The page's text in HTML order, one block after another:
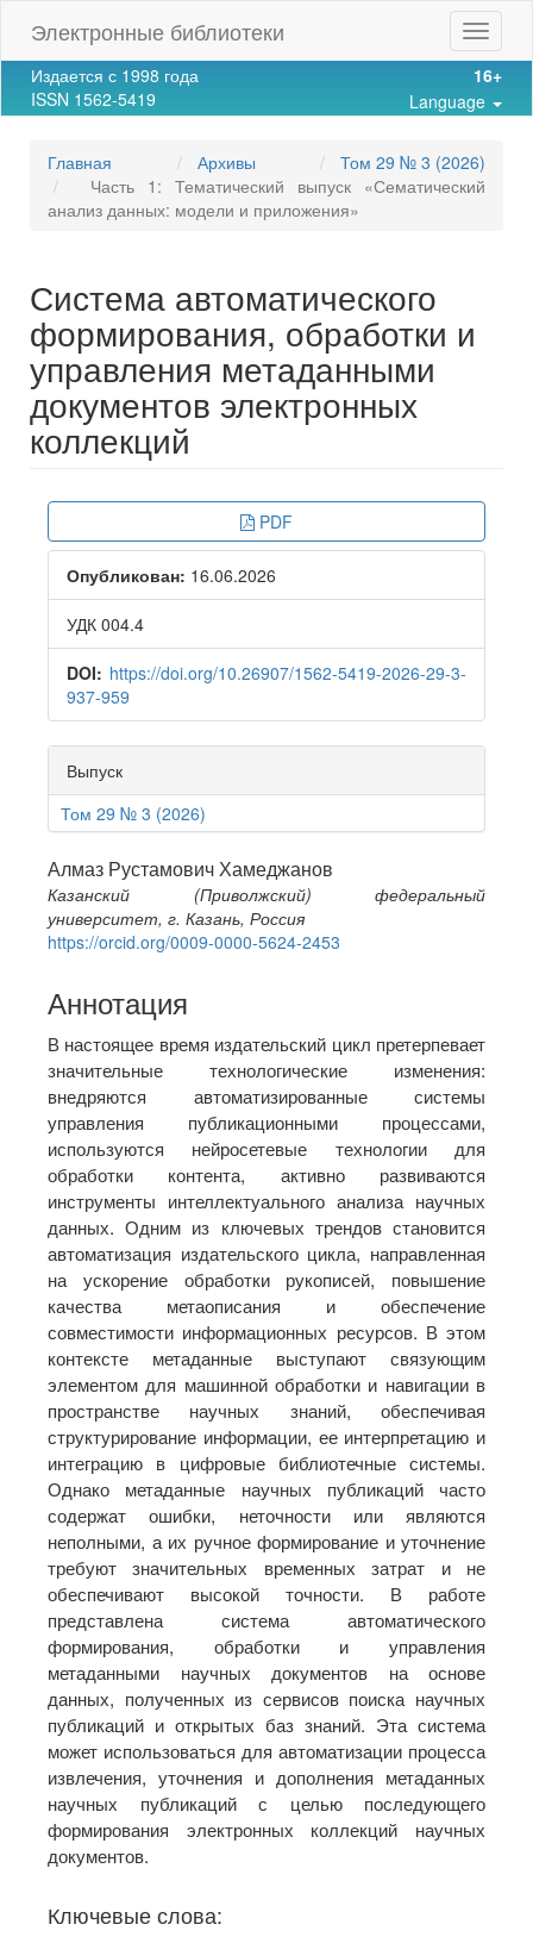
Navigation
Main
Content
Sidebar
Toggle
Электронные библиотеки
Издается с 1998 года
ISSN 1562-5419
16+
Language
Главная Архивы
Том 29 № 3 (2026)
Часть 1: Тематический выпуск «Сематический
анализ данных: модели и приложения»
Система автоматического
формирования, обработки и
управления метаданными
документов электронных
коллекций
Article
Sidebar
PDF
Опубликован: 16.06.2026
УДК 004.4
DOI: https://doi.org/10.26907/1562-5419-2026-29-3-
937-959
Выпуск
Том 29 № 3 (2026)
Main
Article
Content
Алмаз Рустамович Хамеджанов
Казанский (Приволжский) федеральный
университет, г. Казань, Россия
https://orcid.org/0009-0000-5624-2453
Аннотация
В настоящее время издательский цикл претерпевает
значительные технологические изменения:
внедряются автоматизированные системы
управления публикационными процессами,
используются нейросетевые технологии для
обработки контента, активно развиваются
инструменты интеллектуального анализа научных
данных. Одним из ключевых трендов становится
автоматизация издательского цикла, направленная
на ускорение обработки рукописей, повышение
качества метаописания и обеспечение
совместимости информационных ресурсов. В этом
контексте метаданные выступают связующим
элементом для машинной обработки и навигации в
пространстве научных знаний, обеспечивая
структурирование информации, ее интерпретацию и
интеграцию в цифровые библиотечные системы.
Однако метаданные научных публикаций часто
содержат ошибки, неточности или являются
неполными, а их ручное формирование и уточнение
требуют значительных временных затрат и не
обеспечивают высокой точности. В работе
представлена система автоматического
формирования, обработки и управления
метаданными научных документов на основе
данных, полученных из сервисов поиска научных
публикаций и открытых баз знаний. Эта система
может использоваться для автоматизации процесса
извлечения, уточнения и дополнения метаданных
научных публикаций с целью последующего
формирования электронных коллекций научных
документов.
Ключевые слова: